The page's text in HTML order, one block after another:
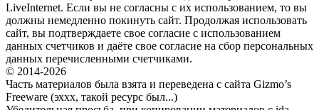
LiveInternet. Если вы не согласны с их использованием, то вы
должны немедленно покинуть сайт. Продолжая использовать
сайт, вы подтверждаете свое согласие с использованием
данных счетчиков и даёте свое согласие на сбор персональных
данных перечисленными счетчиками.
© 2014-2026
Часть материалов была взята и переведена с сайта Gizmo’s
Freeware (эххх, такой ресурс был...)